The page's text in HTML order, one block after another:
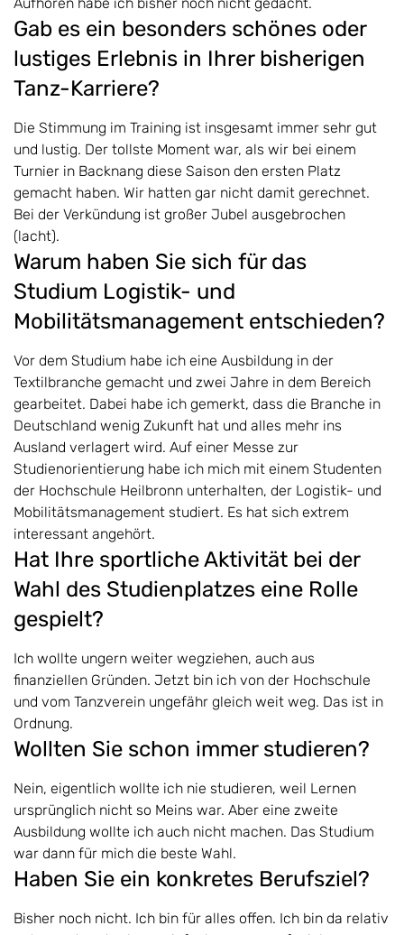
Gab es ein besonders schönes oder
lustiges Erlebnis in Ihrer bisherigen
Tanz-Karriere?
Die Stimmung im Training ist insgesamt immer sehr gut
und lustig. Der tollste Moment war, als wir bei einem
Turnier in Backnang diese Saison den ersten Platz
gemacht haben. Wir hatten gar nicht damit gerechnet.
Bei der Verkündung ist großer Jubel ausgebrochen
(lacht).
Warum haben Sie sich für das
Studium Logistik- und
Mobilitätsmanagement entschieden?
Vor dem Studium habe ich eine Ausbildung in der
Textilbranche gemacht und zwei Jahre in dem Bereich
gearbeitet. Dabei habe ich gemerkt, dass die Branche in
Deutschland wenig Zukunft hat und alles mehr ins
Ausland verlagert wird. Auf einer Messe zur
Studienorientierung habe ich mich mit einem Studenten
der Hochschule Heilbronn unterhalten, der Logistik- und
Mobilitätsmanagement studiert. Es hat sich extrem
interessant angehört.
Hat Ihre sportliche Aktivität bei der
Wahl des Studienplatzes eine Rolle
gespielt?
Ich wollte ungern weiter wegziehen, auch aus
finanziellen Gründen. Jetzt bin ich von der Hochschule
und vom Tanzverein ungefähr gleich weit weg. Das ist in
Ordnung.
Wollten Sie schon immer studieren?
Nein, eigentlich wollte ich nie studieren, weil Lernen
ursprünglich nicht so Meins war. Aber eine zweite
Ausbildung wollte ich auch nicht machen. Das Studium
war dann für mich die beste Wahl.
Haben Sie ein konkretes Berufsziel?
Bisher noch nicht. Ich bin für alles offen. Ich bin da relativ